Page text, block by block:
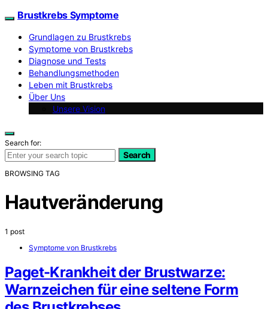
Brustkrebs Symptome
Grundlagen zu Brustkrebs
Symptome von Brustkrebs
Diagnose und Tests
Behandlungsmethoden
Leben mit Brustkrebs
Über Uns
Unsere Vision
Search for:
Search
BROWSING TAG
Hautveränderung
1 post
Symptome von Brustkrebs
Paget-Krankheit der Brustwarze:
Warnzeichen für eine seltene Form